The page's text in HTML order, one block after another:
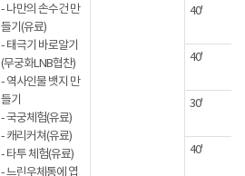
- 나만의 손수건 만
들기(유료)
- 태극기 바로알기
(무궁화LNB협찬)
- 역사인물 뱃지 만
들기
- 국궁체험(유료)
- 캐리커쳐(유료)
- 타투 체험(유료)
- 느린우체통에 엽
40'
40'
30'
40'